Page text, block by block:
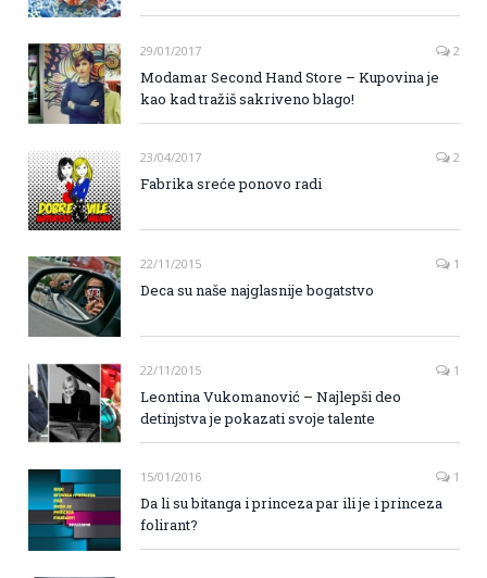
29/01/2017 2
Modamar Second Hand Store – Kupovina je
kao kad tražiš sakriveno blago!
23/04/2017 2
Fabrika sreće ponovo radi
22/11/2015 1
Deca su naše najglasnije bogatstvo
22/11/2015 1
Leontina Vukomanović – Najlepši deo
detinjstva je pokazati svoje talente
15/01/2016 1
Da li su bitanga i princeza par ili je i princeza
folirant?